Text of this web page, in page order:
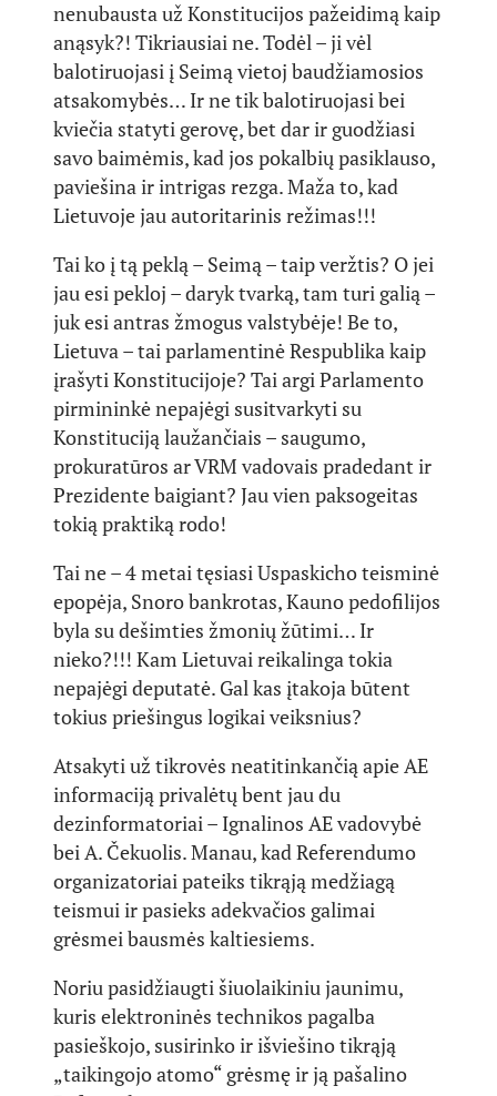
nenubausta už Konstitucijos pažeidimą kaip
anąsyk?! Tikriausiai ne. Todėl – ji vėl
balotiruojasi į Seimą vietoj baudžiamosios
atsakomybės… Ir ne tik balotiruojasi bei
kviečia statyti gerovę, bet dar ir guodžiasi
savo baimėmis, kad jos pokalbių pasiklauso,
paviešina ir intrigas rezga. Maža to, kad
Lietuvoje jau autoritarinis režimas!!!
Tai ko į tą peklą – Seimą – taip veržtis? O jei
jau esi pekloj – daryk tvarką, tam turi galią –
juk esi antras žmogus valstybėje! Be to,
Lietuva – tai parlamentinė Respublika kaip
įrašyti Konstitucijoje? Tai argi Parlamento
pirmininkė nepajėgi susitvarkyti su
Konstituciją laužančiais – saugumo,
prokuratūros ar VRM vadovais pradedant ir
Prezidente baigiant? Jau vien paksogeitas
tokią praktiką rodo!
Tai ne – 4 metai tęsiasi Uspaskicho teisminė
epopėja, Snoro bankrotas, Kauno pedofilijos
byla su dešimties žmonių žūtimi… Ir
nieko?!!! Kam Lietuvai reikalinga tokia
nepajėgi deputatė. Gal kas įtakoja būtent
tokius priešingus logikai veiksnius?
Atsakyti už tikrovės neatitinkančią apie AE
informaciją privalėtų bent jau du
dezinformatoriai – Ignalinos AE vadovybė
bei A. Čekuolis. Manau, kad Referendumo
organizatoriai pateiks tikrąją medžiagą
teismui ir pasieks adekvačios galimai
grėsmei bausmės kaltiesiems.
Noriu pasidžiaugti šiuolaikiniu jaunimu,
kuris elektroninės technikos pagalba
pasieškojo, susirinko ir išviešino tikrąją
„taikingojo atomo“ grėsmę ir ją pašalino